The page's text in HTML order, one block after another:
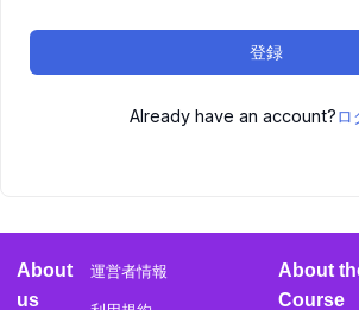
登録
Already have an account?ロ
About
us
運営者情報
About
Course